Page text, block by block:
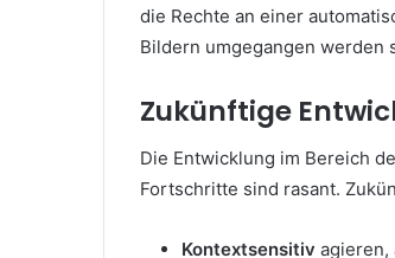
die Rechte an einer
Bildern umgegangen werden
Zukünftige
Die Entwicklung im Bereich
Fortschritte sind rasant.
Kontextsensitiv agieren,